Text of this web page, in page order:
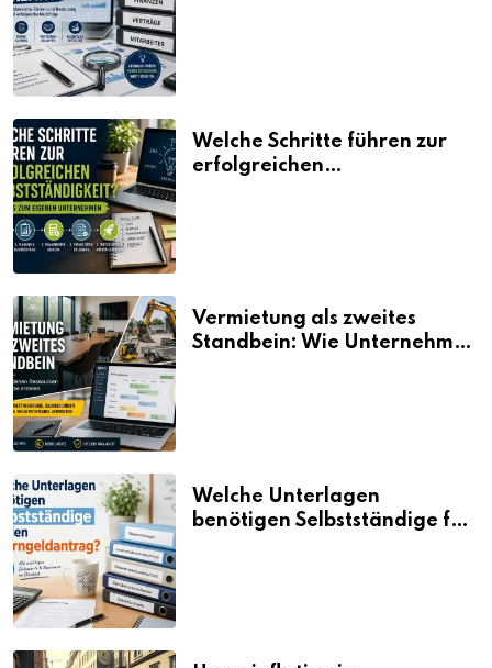
Welche Schritte führen zur
erfolgreichen
Vermietung als zweites
Standbein: Wie Unternehmen
Welche Unterlagen
benötigen Selbstständige für